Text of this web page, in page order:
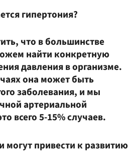
гипертония?
что в большинстве
найти конкретную
давления в организме.
она может быть
заболевания, и мы
артериальной
всего 5-15% случаев.
могут привести к развитию